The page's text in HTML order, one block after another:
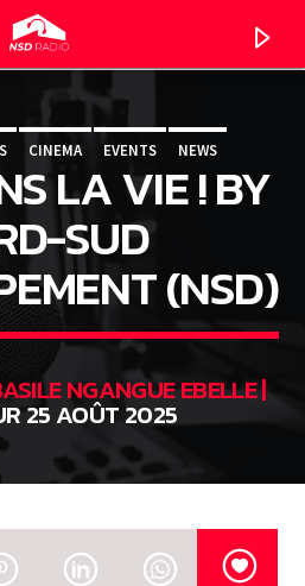
RADIO
DIRECT
CINEMA EVENTS NEWS
LA VIE ! BY
SUD
(NSD)
NGANGUE EBELLE |
25 AOÛT 2025